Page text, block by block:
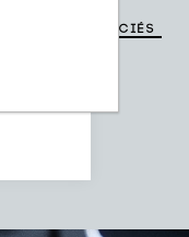
Produits associés